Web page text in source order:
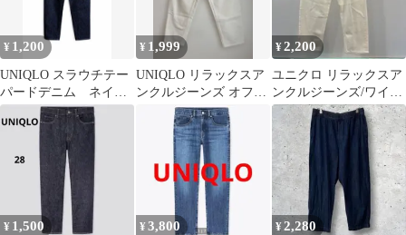
¥ 1,200
UNIQLO スラウチテー
パードデニム ネイビ
ー23インチ
¥ 1,999
UNIQLO リラックスア
ンクルジーンズ オフホ
ワイト Sサイズ
¥2,200
ユニクロ リラックスア
ンクルジーンズ/ワイド
フィット Sサイズ 新品
未使用
¥ 1,500 ¥3,800 ¥2,280